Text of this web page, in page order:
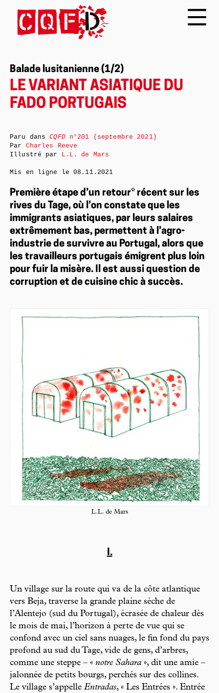
Balade lusitanienne (1/2)
LE VARIANT ASIATIQUE DU
FADO PORTUGAIS
Première étape d’un retour* récent sur les
rives du Tage, où l’on constate que les
immigrants asiatiques, par leurs salaires
extrêmement bas, permettent à l’agro-
industrie de survivre au Portugal, alors que
les travailleurs portugais émigrent plus loin
pour fuir la misère. Il est aussi question de
corruption et de cuisine chic à succès.
L.L. de Mars
I.
Un village sur la route qui va de la côte atlantique
vers Beja, traverse la grande plaine sèche de
l’Alentejo (sud du Portugal), écrasée de chaleur dès
le mois de mai, l’horizon à perte de vue qui se
confond avec un ciel sans nuages, le fin fond du pays
profond au sud du Tage, vide de gens, d’arbres,
comme une steppe – « notre Sahara », dit une amie –
jalonnée de petits bourgs, perchés sur des collines.
Le village s’appelle Entradas, « Les Entrées ». Entrée
Paru dansCQFDn°201 (septembre 2021)
Par Charles Reeve
Illustré par L.L. de Mars
Mis en ligne le08.11.2021